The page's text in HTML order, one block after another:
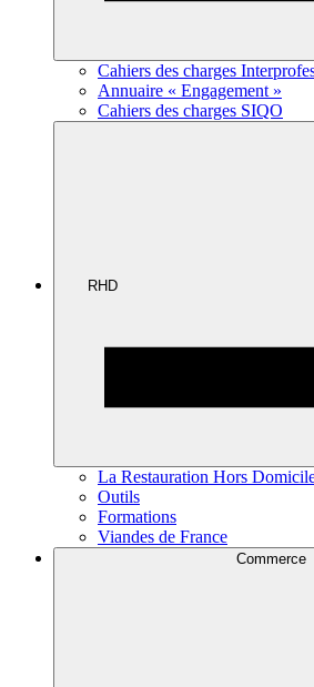
Cahiers des charges
Annuaire « Engagement »
Cahiers des charges SIQO
RHD
La Restauration Hors
Outils
Formations
Viandes de France
Commerce